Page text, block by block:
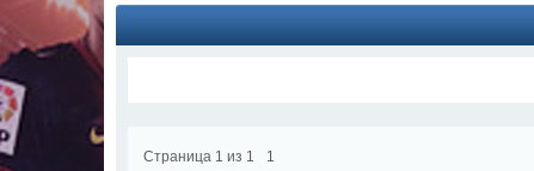
Страница 1 из 1
1